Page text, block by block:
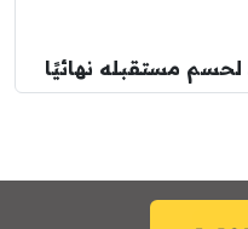
مستقبله نهائيًا